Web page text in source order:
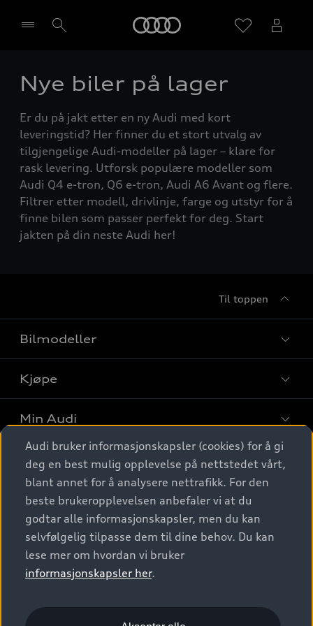
Velg forhandler
Nye biler på lager
Er du på jakt etter en ny Audi med kort
leveringstid? Her finner du et stort utvalg av
tilgjengelige Audi-modeller på lager – klare for
rask levering. Utforsk populære modeller som
Audi Q4 e-tron, Q6 e-tron, Audi A6 Avant og flere.
Filtrer etter modell, drivlinje, farge og utstyr for å
finne bilen som passer perfekt for deg. Start
jakten på din neste Audi her!
Til toppen
Bilmodeller
Finn din Audi
Sammenlign bilmodeller
Elbiler
SUV
Stasjonsvogn
Sportback
S/RS
Konseptbiler og prototyper
Kjøpe
Kjøpshjelp
Biler på lager
Finn forhandler
Bestill prøvekjøring
Kontakt forhandler
Bilgarantier
Min Audi
Behold nybilfølelsen
Audi Originalt tilbehør
Verkstedtjenester
Digitale tjenester
Audi digitale tjenester
Audi connect
Functions on demand
Kom i gang med myAudi
Audi Norge
Kundeservice
Audi Driving Experience
© 2026 AUDI NORGE. All Rights Reserved.
Audi bruker informasjonskapsler (cookies) for å gi
deg en best mulig opplevelse på nettstedet vårt,
blant annet for å analysere nettrafikk. For den
beste brukeropplevelsen anbefaler vi at du
godtar alle informasjonskapsler, men du kan
selvfølgelig tilpasse dem til dine behov. Du kan
lese mer om hvordan vi bruker
informasjonskapsler her.